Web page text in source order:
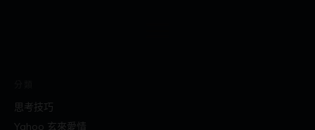
思考技巧
Yahoo 玄來愛情